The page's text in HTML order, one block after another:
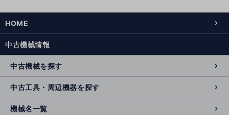
HOME
中古機械情報
中古機械を探す
中古工具・周辺機器を探す
機械名一覧